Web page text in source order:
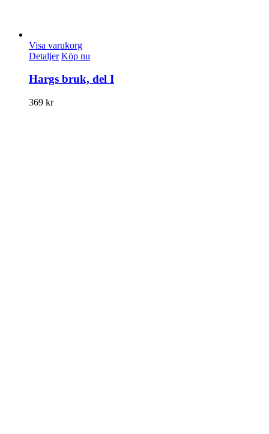
Visa varukorg
Detaljer Köp nu
Hargs bruk, del I
369 kr